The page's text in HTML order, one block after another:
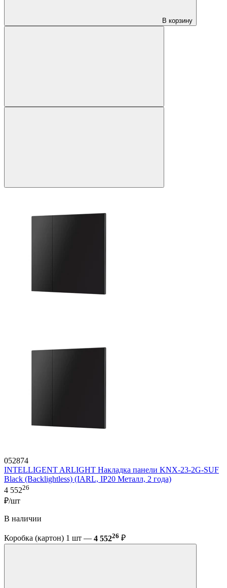
В корзину
052874
INTELLIGENT ARLIGHT Накладка панели KNX-23-2G-SUF
Black (Backlightless) (IARL, IP20 Металл, 2 года)
4 55226
₽/шт
В наличии
Коробка (картон) 1 шт — 4 55226 ₽